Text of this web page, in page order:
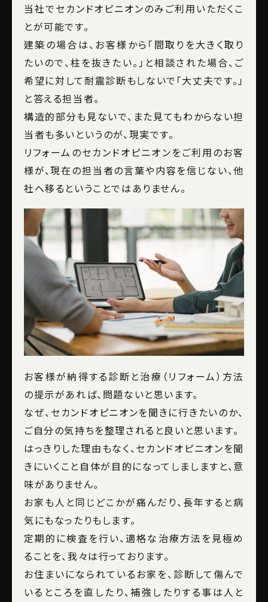
当社でセカンドオピニオンのみご利用いただくこ
とが可能です。
建築の場合は、お客様から「間取りを大きく取り
たいので、柱を抜きたい。」と相談された場合、ご
希望に対して耐震診断もしないで「大丈夫です。」
と答える担当者。
構造的部分も見ないで、また見てもわからない担
当者も多いというのが、現実です。
リフォームのセカンドオピニオンをご利用のお客
様が、現在の担当者の言葉や内容を信じない、他
社へ移るということではありません。
お客様が納得する診断と治療（リフォーム）方法
の提示があれば、問題ないと思います。
なぜ、セカンドオピニオンを聞きに行きたいのか、
ご自分の気持ちを整理されると良いと思います。
はっきりした理由もなく、セカンドオピニオンを聞
きにいくこと自体が目的になってしましますと、意
味がありません。
お家も人と同じどこかが痛んだり、⻑年すると病
気にもなったりもします。
定期的に検査を行い、適格な治療方法を見極め
ることを、我々は行っております。
お住まいになられているお家を、診断して傷んで
いるところを直したり、補強したりする事は人と